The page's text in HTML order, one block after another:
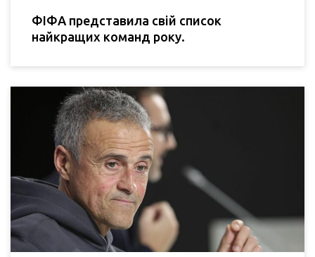
ФІФА представила свій список
найкращих команд року.